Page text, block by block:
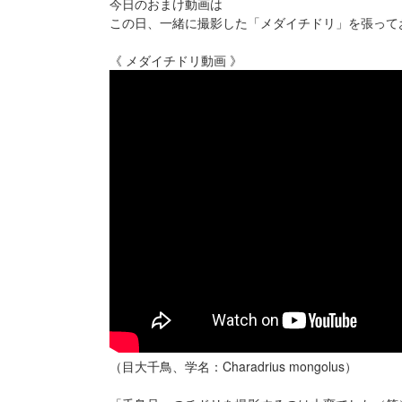
今日のおまけ動画は
この日、一緒に撮影した「メダイチドリ」を張って
《 メダイチドリ動画 》
（目大千鳥、学名：Charadrius mongolus）